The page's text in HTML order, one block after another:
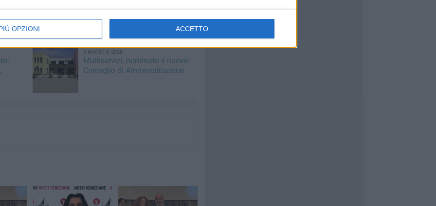
OPZIONI ACCETTO
della Cultura.
5 AGOSTO 2026
Multiservizi, nominato il nuovo
Consiglio di Amministrazione